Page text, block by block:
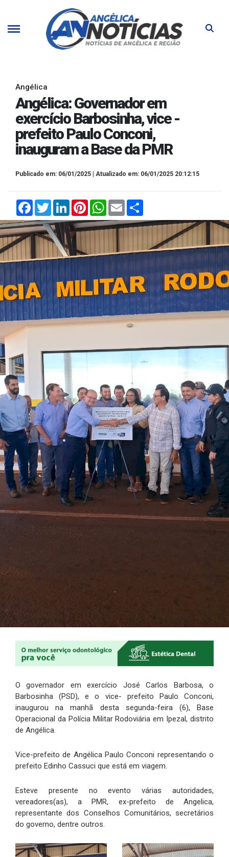
Angélica
Angélica: Governador em
exercício Barbosinha, vice -
prefeito Paulo Conconi,
inauguram a Base da PMR
Publicado em: 06/01/2025 | Atualizado em: 06/01/2025 20:12:15
FacebookTwitterLinkedInPinterestWhatsApp
Email
O governador em exercício José Carlos Barbosa, o
Barbosinha (PSD), e o vice- prefeito Paulo Conconi,
inaugurou na manhã desta segunda-feira (6), Base
Operacional da Polícia Militar Rodoviária em Ipezal, distrito
de Angélica.
Vice-prefeito de Angélica Paulo Conconi representando o
prefeito Edinho Cassuci que está em viagem.
Esteve presente no evento várias autoridades,
vereadores(as), a PMR, ex-prefeito de Angelica,
representante dos Conselhos Comunitários, secretários
do governo, dentre outros.